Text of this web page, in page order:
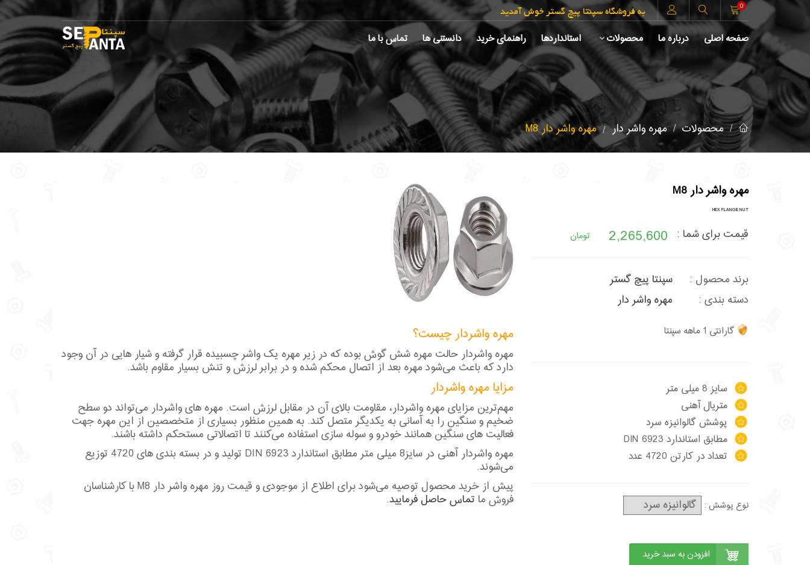
به فروشگاه سپنتا پیچ گستر خوش آمدید 0
صفحه اصلی درباره ما محصولات استانداردها راهنمای خرید دانستنی ها تماس با ما
محصولات مهره واشر دار مهره واشر دار M8
مهره واشردار چیست؟
مهره واشردار حالت مهره شش گوش بوده که در زیر مهره یک واشر چسبیده قرار گرفته و شیار هایی در آن وجود
دارد که باعث می‌شود مهره بعد از اتصال محکم شده و در برابر لرزش و تنش بسیار مقاوم باشد.
مزایا مهره واشردار
مهم‌ترین مزایای مهره واشردار، مقاومت بالای آن در مقابل لرزش است. مهره های واشردار می‌تواند دو سطح
ضخیم و سنگین را به آسانی به یکدیگر متصل کند. به همین منظور بسیاری از متخصصین از این مهره جهت
فعالیت های سنگین همانند خودرو و سوله سازی استفاده می‌کنند تا اتصالاتی مستحکم داشته باشند.
مهره واشردار آهنی در سایز8 میلی متر مطابق استاندارد DIN 6923 تولید و در بسته بندی های 4720 توزیع
می‌شوند.
پیش از خرید محصول توصیه می‌شود برای اطلاع از موجودی و قیمت روز مهره واشر دار M8 با کارشناسان
فروش ما تماس حاصل فرمایید.
مهره واشر دار M8
HEX FLANGE NUT
قیمت برای شما : 2,265,600 تومان
برند محصول :
سپنتا پیچ گستر
دسته بندی :
مهره واشر دار
گارانتی 1 ماهه سپنتا
سایز 8 میلی متر
متریال آهنی
پوشش گالوانیزه سرد
مطابق استاندارد DIN 6923
تعداد در کارتن 4720 عدد
نوع پوشش :